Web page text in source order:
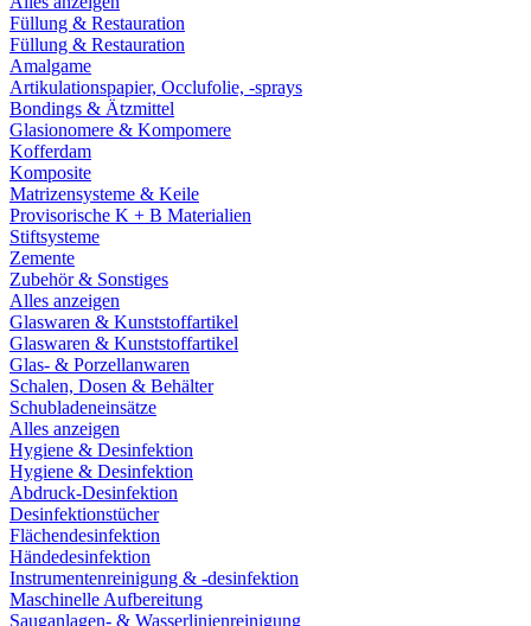
Füllung & Restauration
Füllung & Restauration
Amalgame
Artikulationspapier, Occlufolie, -sprays
Bondings & Ätzmittel
Glasionomere & Kompomere
Kofferdam
Komposite
Matrizensysteme & Keile
Provisorische K + B Materialien
Stiftsysteme
Zemente
Zubehör & Sonstiges
Alles anzeigen
Glaswaren & Kunststoffartikel
Glaswaren & Kunststoffartikel
Glas- & Porzellanwaren
Schalen, Dosen & Behälter
Schubladeneinsätze
Alles anzeigen
Hygiene & Desinfektion
Hygiene & Desinfektion
Abdruck-Desinfektion
Desinfektionstücher
Flächendesinfektion
Händedesinfektion
Instrumentenreinigung & -desinfektion
Maschinelle Aufbereitung
Sauganlagen- & Wasserlinienreinigung